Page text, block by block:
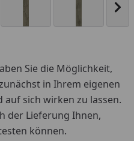
Sie die Möglichkeit,
in Ihrem eigenen
sich wirken zu lassen.
der Lieferung Ihnen,
können.